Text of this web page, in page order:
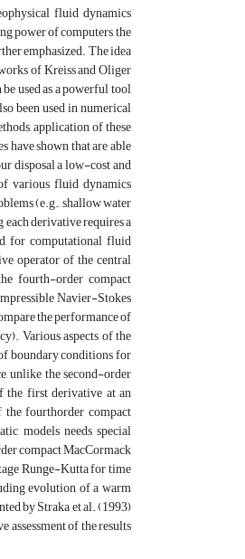
fluid dynamics
power of computers, the
emphasized. The idea
of Kreiss and Oliger
used as a powerful tool
been used in numerical
application of these
have shown that are able
disposal a low-cost and
various fluid dynamics
(e.g., shallow water
derivative requires a
for computational fluid
operator of the central
fourth-order compact
Navier-Stokes
the performance of
Various aspects of the
boundary conditions for
unlike the second-order
the first derivative at an
fourthorder compact
models needs special
compact MacCormack
Runge-Kutta for time
evolution of a warm
by Straka et al. (1993)
of the results